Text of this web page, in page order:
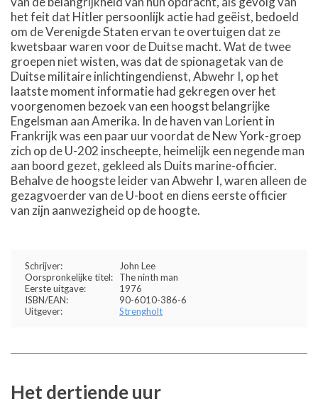
het feit dat Hitler persoonlijk actie had geëist, bedoeld
om de Verenigde Staten ervan te overtuigen dat ze
kwetsbaar waren voor de Duitse macht. Wat de twee
groepen niet wisten, was dat de spionagetak van de
Duitse militaire inlichtingendienst, Abwehr I, op het
laatste moment informatie had gekregen over het
voorgenomen bezoek van een hoogst belangrijke
Engelsman aan Amerika. In de haven van Lorient in
Frankrijk was een paar uur voordat de New York-groep
zich op de U-202 inscheepte, heimelijk een negende man
aan boord gezet, gekleed als Duits marine-officier.
Behalve de hoogste leider van Abwehr I, waren alleen de
gezagvoerder van de U-boot en diens eerste officier
van zijn aanwezigheid op de hoogte.
Schrijver:
John Lee
Oorspronkelijke titel:
The ninth man
Eerste uitgave:
1976
ISBN/EAN:
90-6010-386-6
Uitgever:
Strengholt
Het dertiende uur